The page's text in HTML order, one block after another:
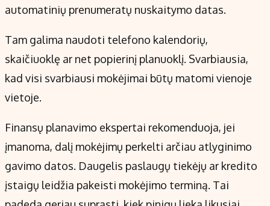
automatinių prenumeratų nuskaitymo datas.
Tam galima naudoti telefono kalendorių,
skaičiuoklę ar net popierinį planuoklį. Svarbiausia,
kad visi svarbiausi mokėjimai būtų matomi vienoje
vietoje.
Finansų planavimo ekspertai rekomenduoja, jei
įmanoma, dalį mokėjimų perkelti arčiau atlyginimo
gavimo datos. Daugelis paslaugų tiekėjų ar kredito
įstaigų leidžia pakeisti mokėjimo terminą. Tai